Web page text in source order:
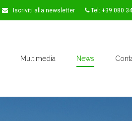
Iscriviti alla newsletter Tel: +39 080
Multimedia News